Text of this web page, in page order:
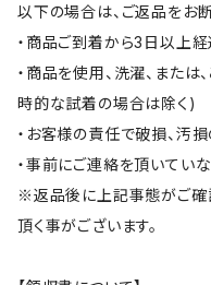
以下の場合は、ご返品をお
・商品ご到着から3日以上
・商品を使用、洗濯、また
時的な試着の場合は除く)
・お客様の責任で破損、汚
・事前にご連絡を頂いてい
※返品後に上記事態がご確
頂く事がございます。